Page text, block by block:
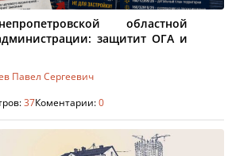
областной
защитит ОГА и
Павел Сергеевич
37Коментарии:0